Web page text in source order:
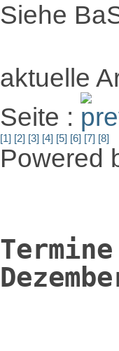
Siehe
aktuelle
Seite :
[1] [2] [3] [4] [5] [6] [7] [8]
Powered